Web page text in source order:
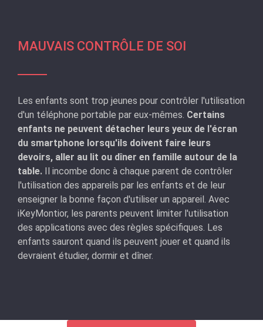
MAUVAIS CONTRÔLE DE SOI
Les enfants sont trop jeunes pour contrôler l'utilisation
d'un téléphone portable par eux-mêmes. Certains
enfants ne peuvent détacher leurs yeux de l'écran
du smartphone lorsqu'ils doivent faire leurs
devoirs, aller au lit ou dîner en famille autour de la
table. Il incombe donc à chaque parent de contrôler
l'utilisation des appareils par les enfants et de leur
enseigner la bonne façon d'utiliser un appareil. Avec
iKeyMontior, les parents peuvent limiter l'utilisation
des applications avec des règles spécifiques. Les
enfants sauront quand ils peuvent jouer et quand ils
devraient étudier, dormir et dîner.